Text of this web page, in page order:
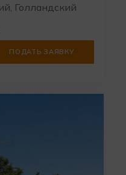
Голландский
ПОДАТЬ ЗАЯВКУ